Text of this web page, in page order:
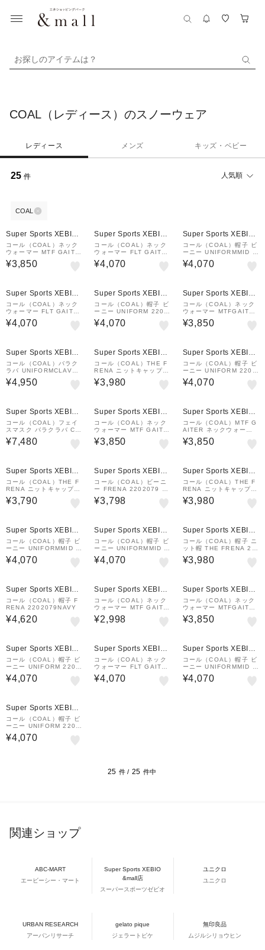
お探しのアイテムは？
COAL（レディース）のスノーウェア
レディース メンズ キッズ・ベビー
25 件 人気順
COAL
Super Sports XEBIO
&mall店
コール（COAL）ネック
ウォーマー MTF GAITE
R 2202674 MID GRY
¥3,850
Super Sports XEBIO
&mall店
コール（COAL）ネック
ウォーマー FLT GAITE
R 2202568 NAVY
¥4,070
Super Sports XEBIO
&mall店
コール（COAL）帽子 ビ
ーニー UNIFORMMID 2
202782BURGUNDY
¥4,070
Super Sports XEBIO
&mall店
コール（COAL）ネック
ウォーマー FLT GAITE
R 2202568 MID GRY
¥4,070
Super Sports XEBIO
&mall店
コール（COAL）帽子 ビ
ーニー UNIFORM 2202
781 WHT
¥4,070
Super Sports XEBIO
&mall店
コール（COAL）ネック
ウォーマー MTFGAITER
2202674DARKGREEN
¥3,850
Super Sports XEBIO
&mall店
コール（COAL）バラク
ラバ UNIFORMCLAVA
2202780BLACKMARL
¥4,950
Super Sports XEBIO
&mall店
コール（COAL）THE F
RENA ニットキャップ 2
202079NEPTU
¥3,980
Super Sports XEBIO
&mall店
コール（COAL）帽子 ビ
ーニー UNIFORM 2202
781 MID GRY
¥4,070
Super Sports XEBIO
&mall店
コール（COAL）フェイ
スマスク バラクラバ CA
TACOMBS HOOD II 22
02836 WHT
¥7,480
Super Sports XEBIO
&mall店
コール（COAL）ネック
ウォーマー MTF GAITE
R 2202674 NAVY
¥3,850
Super Sports XEBIO
&mall店
コール（COAL）MTF G
AITER ネックウォーマ
ー 2202674 BLK
¥3,850
Super Sports XEBIO
&mall店
コール（COAL）THE F
RENA ニットキャップ 2
202079CERAM
¥3,790
Super Sports XEBIO
&mall店
コール（COAL）ビーニ
ー FRENA 2202079 W
HT
¥3,798
Super Sports XEBIO
&mall店
コール（COAL）THE F
RENA ニットキャップ 2
202079BLACKRIB
¥3,980
Super Sports XEBIO
&mall店
コール（COAL）帽子 ビ
ーニー UNIFORMMID 2
202782DARKGREENM
ARL
¥4,070
Super Sports XEBIO
&mall店
コール（COAL）帽子 ビ
ーニー UNIFORMMID 2
202782HEATHERGRE
Y
¥4,070
Super Sports XEBIO
&mall店
コール（COAL）帽子 ニ
ット帽 THE FRENA 22
02079MUSTA
¥3,980
Super Sports XEBIO
&mall店
コール（COAL）帽子 F
RENA 2202079NAVY
¥4,620
Super Sports XEBIO
&mall店
コール（COAL）ネック
ウォーマー MTF GAITE
R 2202674 MOSS
¥2,998
Super Sports XEBIO
&mall店
コール（COAL）ネック
ウォーマー MTFGAITER
2202674LIGHTGREY
¥3,850
Super Sports XEBIO
&mall店
コール（COAL）帽子 ビ
ーニー UNIFORM 2202
781 BURNT
¥4,070
Super Sports XEBIO
&mall店
コール（COAL）ネック
ウォーマー FLT GAITE
R 2202568 OLIVE
¥4,070
Super Sports XEBIO
&mall店
コール（COAL）帽子 ビ
ーニー UNIFORMMID 2
202782WHITE
¥4,070
Super Sports XEBIO
&mall店
コール（COAL）帽子 ビ
ーニー UNIFORM 2202
781 KHAKI
¥4,070
25 件 / 25 件中
関連ショップ
ABC-MART
エービーシー・マート
Super Sports XEBIO
&mall店
スーパースポーツゼビオ
ユニクロ
ユニクロ
URBAN RESEARCH
アーバンリサーチ
gelato pique
ジェラートピケ
無印良品
ムジルシリョウヒン